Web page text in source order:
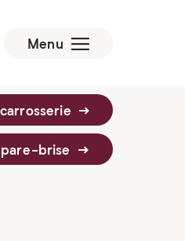
Menu
brise